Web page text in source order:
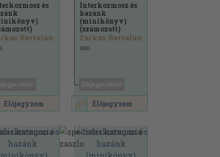
Előjegyzem
és
Bertalan
Előjegyzem
Interkozmosz és
hazánk
(minikönyv)
(számozott)
Farkas Bertalan
1980